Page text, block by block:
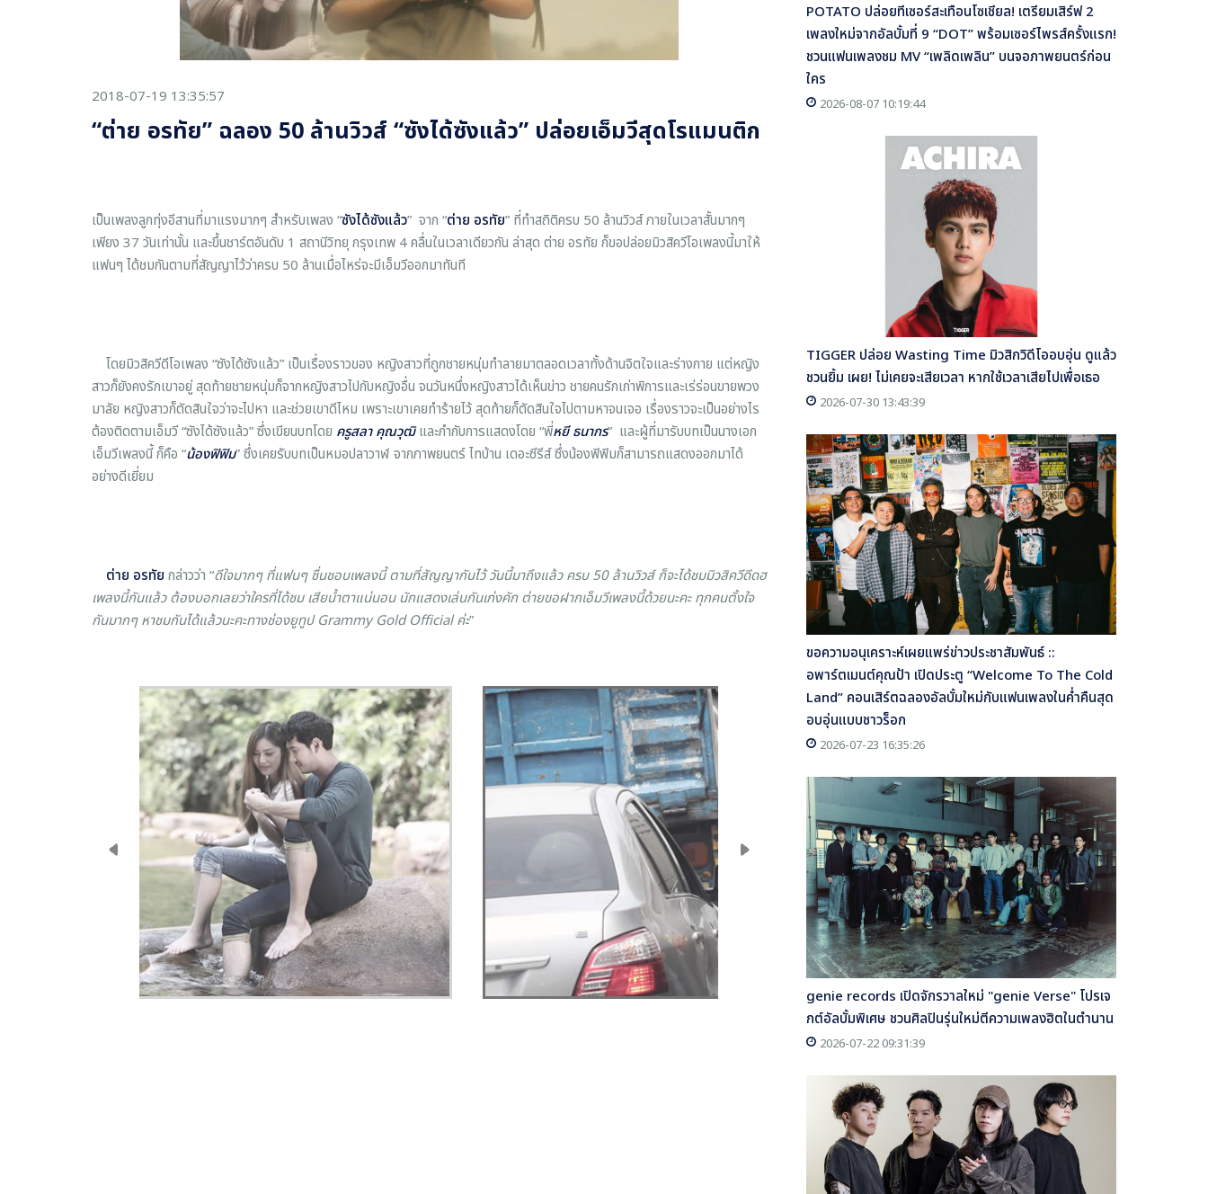
2018-07-19 13:35:57
“ต่าย อรทัย” ฉลอง 50 ล้านวิวส์ “ซังได้ซังแล้ว” ปล่อยเอ็มวีสุดโรแมนติก
เป็นเพลงลูกทุ่งอีสานที่มาแรงมากๆ สำหรับเพลง “ซังได้ซังแล้ว” จาก “ต่าย อรทัย” ที่ทำสถิติครบ 50 ล้านวิวส์ ภายในเวลาสั้นมากๆ
เพียง 37 วันเท่านั้น และขึ้นชาร์ตอันดับ 1 สถานีวิทยุ กรุงเทพ 4 คลื่นในเวลาเดียวกัน ล่าสุด ต่าย อรทัย ก็ขอปล่อยมิวสิควีโอเพลงนี้มาให้
แฟนๆ ได้ชมกันตามที่สัญญาไว้ว่าครบ 50 ล้านเมื่อไหร่จะมีเอ็มวีออกมาทันที
โดยมิวสิควีดีโอเพลง “ซังได้ซังแล้ว” เป็นเรื่องราวของ หญิงสาวที่ถูกชายหนุ่มทำลายมาตลอดเวลาทั้งด้านจิตใจและร่างกาย แต่หญิง
สาวก็ยังคงรักเขาอยู่ สุดท้ายชายหนุ่มก็จากหญิงสาวไปกับหญิงอื่น จนวันหนึ่งหญิงสาวได้เห็นข่าว ชายคนรักเก่าพิการและเร่ร่อนขายพวง
มาลัย หญิงสาวก็ตัดสินใจว่าจะไปหา และช่วยเขาดีไหม เพราะเขาเคยทำร้ายไว้ สุดท้ายก็ตัดสินใจไปตามหาจนเจอ เรื่องราวจะเป็นอย่างไร
ต้องติดตามเอ็มวี “ซังได้ซังแล้ว” ซึ่งเขียนบทโดย ครูสลา คุณวุฒิและกำกับการแสดงโดย “พี่หยี ธนากร” และผู้ที่มารับบทเป็นนางเอก
เอ็มวีเพลงนี้ ก็คือ “น้องฟิฟิม” ซึ่งเคยรับบทเป็นหมอปลาวาฬ จากภาพยนตร์ ไทบ้าน เดอะซีรีส์ ซึ่งน้องฟิฟิมก็สามารถแสดงออกมาได้
อย่างดีเยี่ยม
ต่าย อรทัย กล่าวว่า “ดีใจมากๆ ที่แฟนๆ ชื่นชอบเพลงนี้ ตามที่สัญญากันไว้ วันนี้มาถึงแล้ว ครบ 50 ล้านวิวส์ ก็จะได้ชมมิวสิควีดีดฮ
เพลงนี้กันแล้ว ต้องบอกเลยว่าใครที่ได้ชม เสียน้ำตาแน่นอน นักแสดงเล่นกันเก่งคัก ต่ายขอฝากเอ็มวีเพลงนี้ด้วยนะคะ ทุกคนตั้งใจ
กันมากๆ หาชมกันได้แล้วนะคะทางช่องยูทูป Grammy Gold Official ค่ะ”
POTATO ปล่อยทีเซอร์สะเทือนโซเชียล! เตรียมเสิร์ฟ 2
เพลงใหม่จากอัลบั้มที่ 9 “DOT” พร้อมเซอร์ไพรส์ครั้งแรก!
ชวนแฟนเพลงชม MV “เพลิดเพลิน” บนจอภาพยนตร์ก่อน
ใคร
2026-08-07 10:19:44
TIGGER ปล่อย Wasting Time มิวสิกวิดีโออบอุ่น ดูแล้ว
ชวนยิ้ม เผย! ไม่เคยจะเสียเวลา หากใช้เวลาเสียไปเพื่อเธอ
2026-07-30 13:43:39
ขอความอนุเคราะห์เผยแพร่ข่าวประชาสัมพันธ์ ::
อพาร์ตเมนต์คุณป้า เปิดประตู “Welcome To The Cold
Land” คอนเสิร์ตฉลองอัลบั้มใหม่กับแฟนเพลงในค่ำคืนสุด
อบอุ่นแบบชาวร็อก
2026-07-23 16:35:26
genie records เปิดจักรวาลใหม่ "genie Verse" โปรเจ
กต์อัลบั้มพิเศษ ชวนศิลปินรุ่นใหม่ตีความเพลงฮิตในตำนาน
2026-07-22 09:31:39